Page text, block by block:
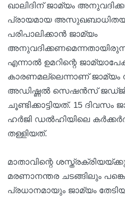
ഖാലിദിന് ജാമ്യം
പ്രായമായ
പരിപാലിക്കാൻ ജാമ്യം
എന്നാൽ ഉമറിന്റെ
കാരണമല്ലെന്നാണ് ജാമ്യം
അഡിഷ്ണൽ സെഷൻസ് ജഡ്ജി
ചൂണ്ടിക്കാട്ടിയത്. 15 ദിവസം
ഹർജി ഡൽഹിയിലെ
തള്ളിയത്.
മാതാവിന്റെ
മരണാനന്തര ചടങ്ങിലും
പ്രധാനമായും ജാമ്യം